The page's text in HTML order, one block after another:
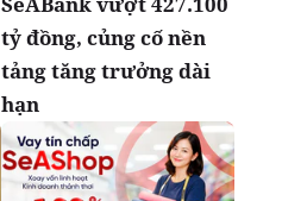
tỷ đồng, củng cố nền
tảng tăng trưởng dài
hạn